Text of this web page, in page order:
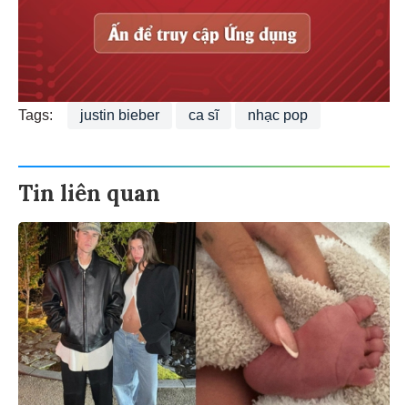
Tags: justin bieber ca sĩ nhạc pop
Tin liên quan